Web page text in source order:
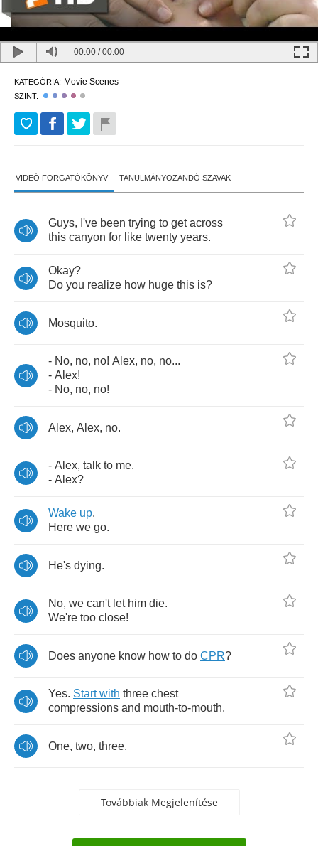
00:00 /00:00
KATEGÓRIA: Movie Scenes
SZINT:
VIDEÓ FORGATÓKÖNYV TANULMÁNYOZANDÓ SZAVAK
Guys, I've been trying to get across
this canyon for like twenty years.
Okay?
Do you realize how huge this is?
Mosquito.
- No, no, no! Alex, no, no...
- Alex!
- No, no, no!
Alex, Alex, no.
- Alex, talk to me.
- Alex?
Wake up.
Here we go.
He's dying.
No, we can't let him die.
We're too close!
Does anyone know how to do CPR?
Yes. Start with three chest
compressions and mouth-to-mouth.
One, two, three.
Továbbiak Megjelenítése